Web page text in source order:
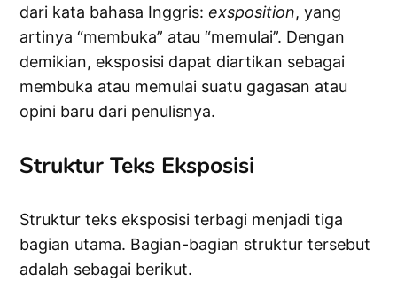
dari kata bahasa Inggris:exsposition, yang
artinya “membuka” atau “memulai”. Dengan
demikian, eksposisi dapat diartikan sebagai
membuka atau memulai suatu gagasan atau
opini baru dari penulisnya.
Struktur Teks Eksposisi
Struktur teks eksposisi terbagi menjadi tiga
bagian utama. Bagian-bagian struktur tersebut
adalah sebagai berikut.